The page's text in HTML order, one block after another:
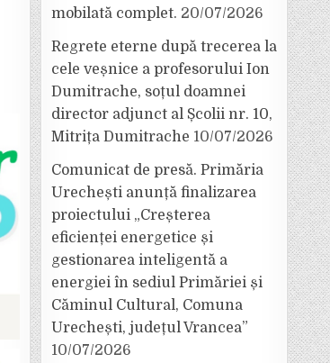
mobilată complet. 20/07/2026
Regrete eterne după trecerea la
cele veșnice a profesorului Ion
Dumitrache, soțul doamnei
director adjunct al Școlii nr. 10,
Mitrița Dumitrache 10/07/2026
Comunicat de presă. Primăria
Urechești anunță finalizarea
proiectului „Creșterea
eficienței energetice și
gestionarea inteligentă a
energiei în sediul Primăriei și
Căminul Cultural, Comuna
Urechești, județul Vrancea”
10/07/2026